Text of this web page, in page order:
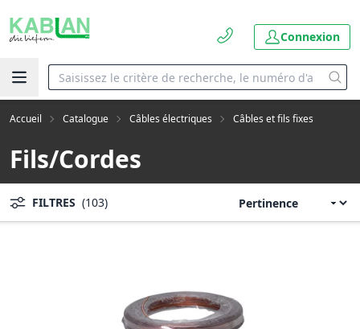
Connexion
Accueil Catalogue Câbles électriques Câbles et fils fixes
Fils/Cordes
FILTRES (103)